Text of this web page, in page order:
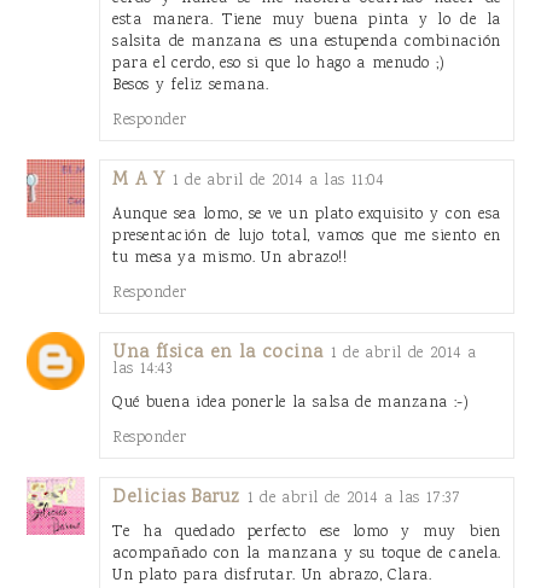
esta manera. Tiene muy buena pinta y lo de la
salsita de manzana es una estupenda combinación
para el cerdo, eso si que lo hago a menudo ;)
Besos y feliz semana.
Responder
M A Y 1 de abril de 2014 a las 11:04
Aunque sea lomo, se ve un plato exquisito y con esa
presentación de lujo total, vamos que me siento en
tu mesa ya mismo. Un abrazo!!
Responder
Una física en la cocina 1 de abril de 2014 a
las 14:43
Qué buena idea ponerle la salsa de manzana :-)
Responder
Delicias Baruz 1 de abril de 2014 a las 17:37
Te ha quedado perfecto ese lomo y muy bien
acompañado con la manzana y su toque de canela.
Un plato para disfrutar. Un abrazo, Clara.